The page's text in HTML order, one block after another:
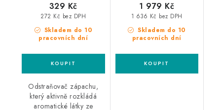
Skladem do 10
pracovních dní
272 Kč bez DPH
329 Kč
Odstraňovač zápachu,
který aktivně rozkládá
aromatické látky ze
Skladem do 10
pracovních dní
1 636 Kč bez DPH
1 979 Kč